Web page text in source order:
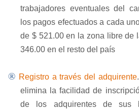
trabajadores eventuales del
los pagos efectuados a cada
de $ 521.00 en la zona libre de
346.00 en el resto del país
® Registro a través del adquirente
elimina la facilidad de
de los adquirentes de sus